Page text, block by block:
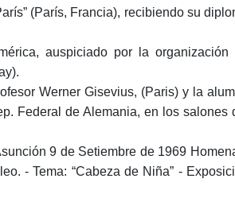
(París, Francia), recibiendo su
auspiciado por la organización
Werner Gisevius, (Paris) y la
Federal de Alemania, en los salones
9 de Setiembre de 1969
- Tema: “Cabeza de Niña” -